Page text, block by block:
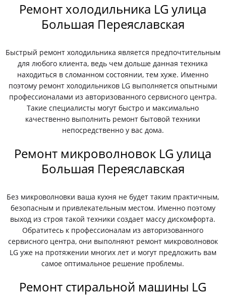
Ремонт холодильника LG улица
Большая Переяславская
Быстрый ремонт холодильника является предпочтительным
для любого клиента, ведь чем дольше данная техника
находиться в сломанном состоянии, тем хуже. Именно
поэтому ремонт холодильников LG выполняется опытными
профессионалами из авторизованного сервисного центра.
Такие специалисты могут быстро и максимально
качественно выполнить ремонт бытовой техники
непосредственно у вас дома.
Ремонт микроволновок LG улица
Большая Переяславская
Без микроволновки ваша кухня не будет таким практичным,
безопасным и привлекательным местом. Именно поэтому
выход из строя такой техники создает массу дискомфорта.
Обратитесь к профессионалам из авторизованного
сервисного центра, они выполняют ремонт микроволновок
LG уже на протяжении многих лет и могут предложить вам
самое оптимальное решение проблемы.
Ремонт стиральной машины LG